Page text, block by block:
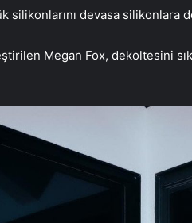
silikonlarını devasa silikonlara
Megan Fox, dekoltesini